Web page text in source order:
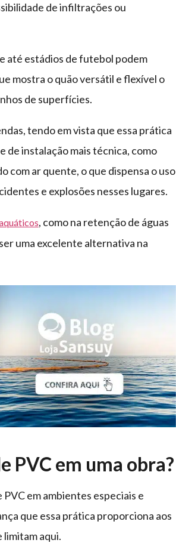
de infiltrações ou
até estádios de futebol podem
mostra o quão versátil e flexível o
de superfícies.
tendo em vista que essa prática
de instalação mais técnica, como
com ar quente, o que dispensa o uso
e explosões nesses lugares.
, como na retenção de águas
uma excelente alternativa na
PVC em uma obra?
em ambientes especiais e
que essa prática proporciona aos
aqui.